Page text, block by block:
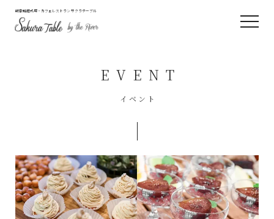
岐阜結婚式場・カフェレストラン サクラテーブル
EVENT
イベント